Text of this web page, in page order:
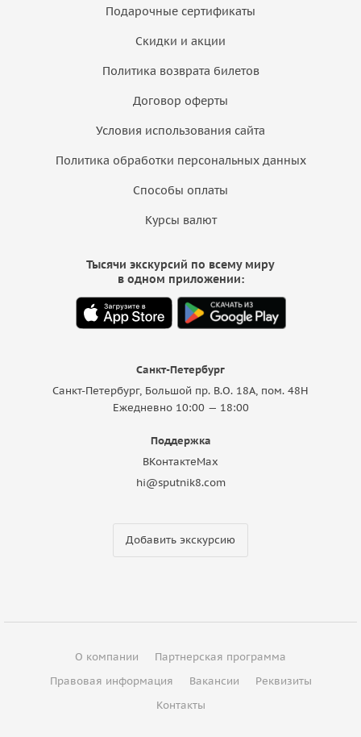
Подарочные сертификаты
Скидки и акции
Политика возврата билетов
Договор оферты
Условия использования сайта
Политика обработки персональных данных
Способы оплаты
Курсы валют
Санкт-Петербург
Санкт-Петербург, Большой пр. В.О. 18A, пом. 48Н
Ежедневно 10:00 — 18:00
Поддержка
ВКонтактеMax
hi@sputnik8.com
Добавить экскурсию
Тысячи экскурсий по всему миру
в одном приложении:
О компании
Партнерская программа
Правовая информация
Вакансии
Реквизиты
Контакты